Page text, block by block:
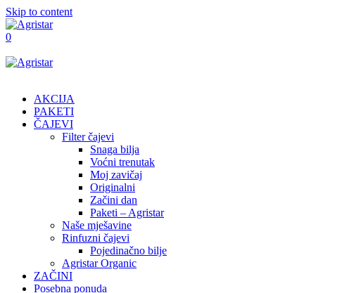
Skip to content
0
AKCIJA
PAKETI
ČAJEVI
Filter čajevi
Snaga bilja
Voćni trenutak
Moj zavičaj
Originalni
Začini dan
Paketi – Agristar
Naše mješavine
Rinfuzni čajevi
Pojedinačno bilje
Agristar Organic
ZAČINI
Posebna ponuda